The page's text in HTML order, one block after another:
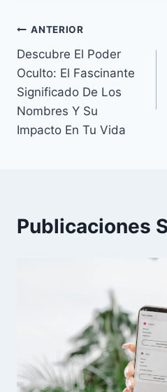
Navegación
de
entradas
ANTERIOR
Descubre El Poder
Oculto: El Fascinante
Significado De Los
Nombres Y Su
Impacto En Tu Vida
Publicaciones